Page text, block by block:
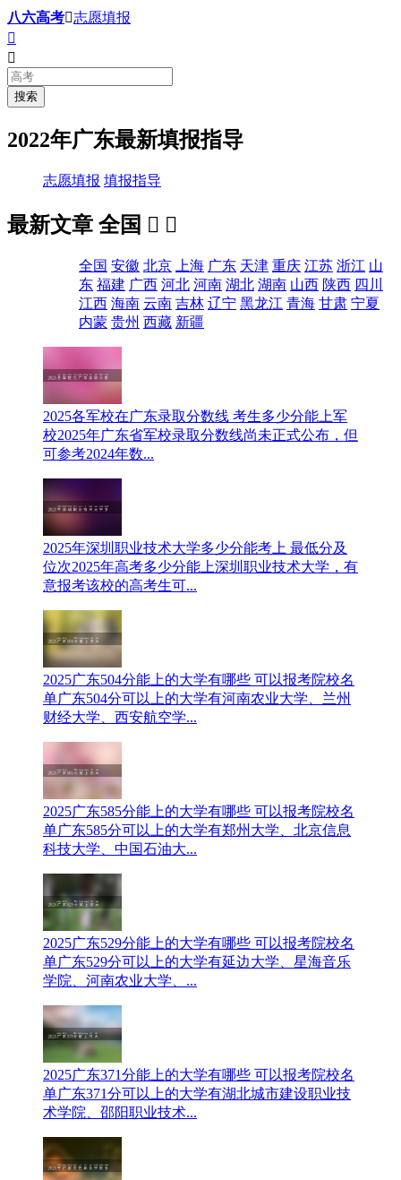
八六高考志愿填报


2022年广东最新填报指导
志愿填报 填报指导
最新文章 全国  
全国 安徽 北京 上海 广东 天津 重庆 江苏 浙江 山
东 福建 广西 河北 河南 湖北 湖南 山西 陕西 四川
江西 海南 云南 吉林 辽宁 黑龙江 青海 甘肃 宁夏
内蒙 贵州 西藏 新疆
2025各军校在广东录取分数线 考生多少分能上军
校‌2025年广东省军校录取分数线尚未正式公布‌，但
可参考2024年数...
2025年深圳职业技术大学多少分能考上 最低分及
位次2025年高考多少分能上深圳职业技术大学，有
意报考该校的高考生可...
2025广东504分能上的大学有哪些 可以报考院校名
单广东504分可以上的大学有河南农业大学、兰州
财经大学、西安航空学...
2025广东585分能上的大学有哪些 可以报考院校名
单广东585分可以上的大学有郑州大学、北京信息
科技大学、中国石油大...
2025广东529分能上的大学有哪些 可以报考院校名
单广东529分可以上的大学有延边大学、星海音乐
学院、河南农业大学、...
2025广东371分能上的大学有哪些 可以报考院校名
单广东371分可以上的大学有湖北城市建设职业技
术学院、邵阳职业技术...